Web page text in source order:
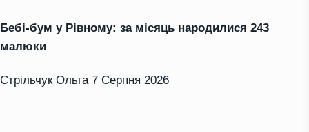
Бебі-бум у Рівному: за місяць народилися 243
малюки
Стрільчук Ольга 7 Серпня 2026